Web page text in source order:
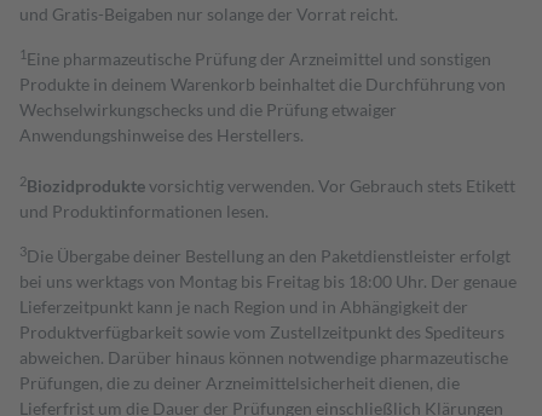
und Gratis-Beigaben nur solange der Vorrat reicht.
1 Eine pharmazeutische Prüfung der Arzneimittel und sonstigen
Produkte in deinem Warenkorb beinhaltet die Durchführung von
Wechselwirkungschecks und die Prüfung etwaiger
Anwendungshinweise des Herstellers.
2Biozidproduktevorsichtig verwenden. Vor Gebrauch stets Etikett
und Produktinformationen lesen.
3Die Übergabe deiner Bestellung an den Paketdienstleister erfolgt
bei uns werktags von Montag bis Freitag bis 18:00 Uhr. Der genaue
Lieferzeitpunkt kann je nach Region und in Abhängigkeit der
Produktverfügbarkeit sowie vom Zustellzeitpunkt des Spediteurs
abweichen. Darüber hinaus können notwendige pharmazeutische
Prüfungen, die zu deiner Arzneimittelsicherheit dienen, die
Lieferfrist um die Dauer der Prüfungen einschließlich Klärungen